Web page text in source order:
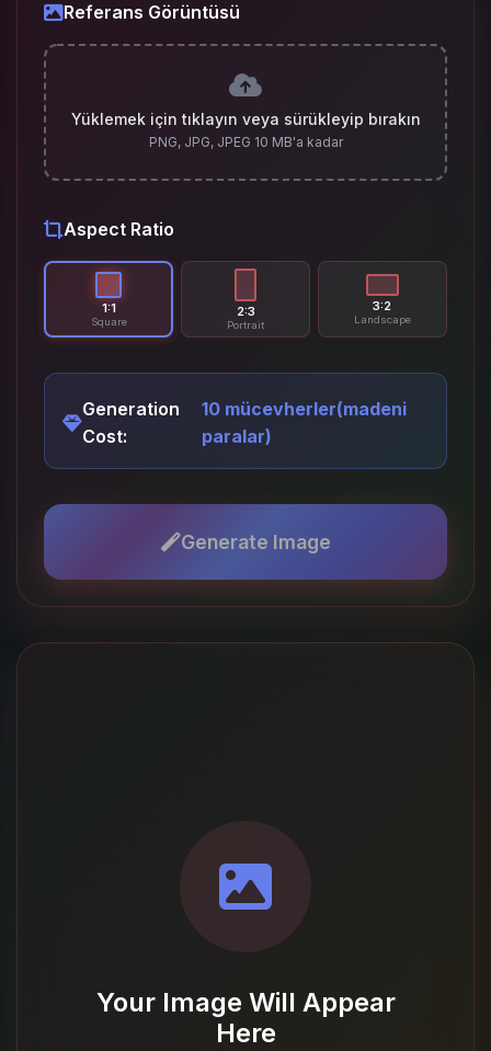
Referans Görüntüsü
Yüklemek için tıklayın veya sürükleyip bırakın
PNG, JPG, JPEG 10 MB'a kadar
Aspect Ratio
1:1
Square
2:3
Portrait
3:2
Landscape
Generation
Cost:
10 mücevherler(madeni
paralar)
Generate Image
Your Image Will Appear
Here